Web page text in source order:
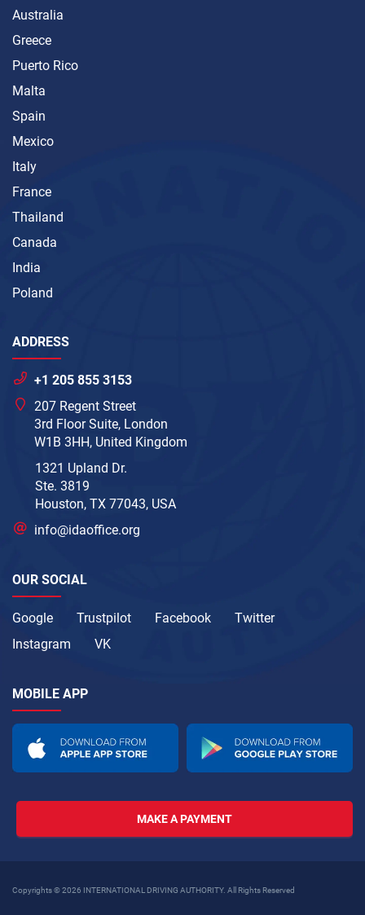
Australia
Greece
Puerto Rico
Malta
Spain
Mexico
Italy
France
Thailand
Canada
India
Poland
ADDRESS
+1 205 855 3153
207 Regent Street
3rd Floor Suite, London
W1B 3HH, United Kingdom
1321 Upland Dr.
Ste. 3819
Houston, TX 77043, USA
info@idaoffice.org
OUR SOCIAL
Google Trustpilot Facebook
Twitter
Instagram
VK
MOBILE APP
MAKE A PAYMENT
Copyrights © 2026 INTERNATIONAL DRIVING AUTHORITY. All Rights Reserved